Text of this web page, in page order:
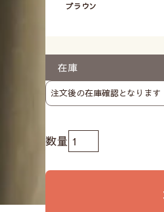
ブラウン
在庫